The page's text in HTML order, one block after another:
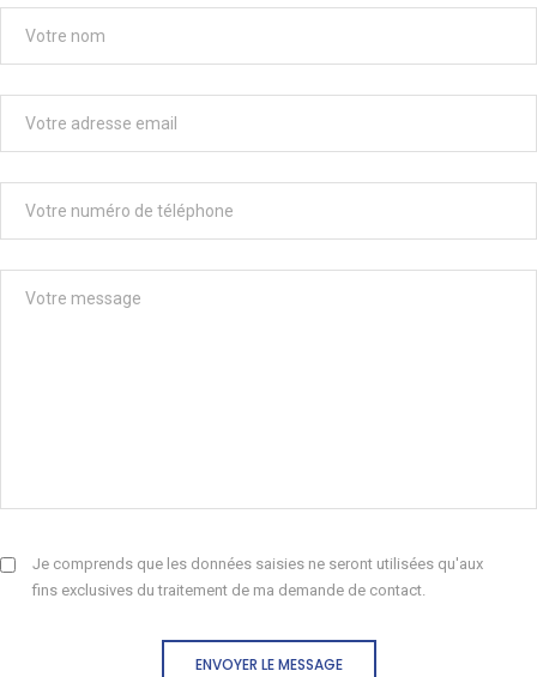
Je comprends que les données saisies ne seront utilisées qu'aux
fins exclusives du traitement de ma demande de contact.
ENVOYER LE MESSAGE